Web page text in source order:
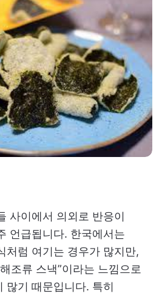
사이에서 의외로 반응이
언급됩니다. 한국에서는
처럼 여기는 경우가 많지만,
조류 스낵”이라는 느낌으로
많기 때문입니다. 특히